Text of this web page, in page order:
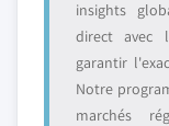
insights
direct avec
garantir
Notre
marchés